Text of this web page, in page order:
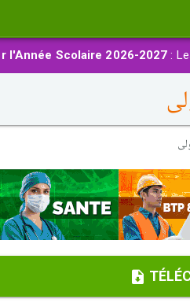
l'Année Scolaire 2026-2027 :